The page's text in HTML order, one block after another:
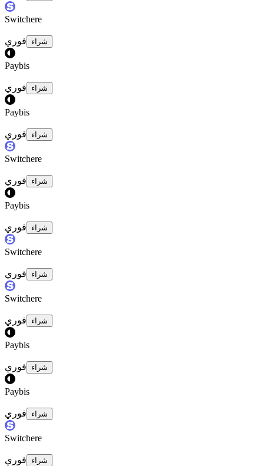
Switchere
فوري شراء
Paybis
فوري شراء
Paybis
فوري شراء
Switchere
فوري شراء
Paybis
فوري شراء
Switchere
فوري شراء
Switchere
فوري شراء
Paybis
فوري شراء
Paybis
فوري شراء
Switchere
فوري شراء